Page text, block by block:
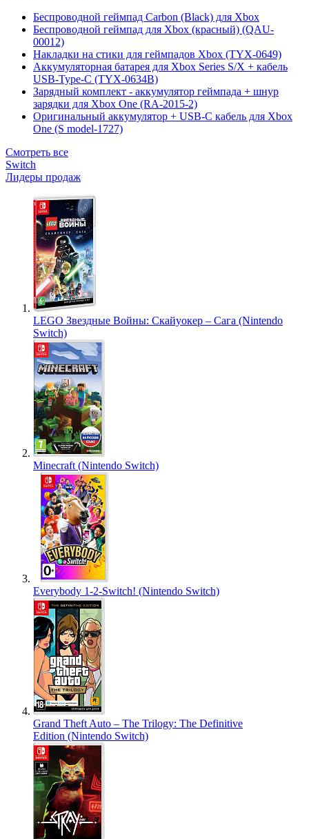
Беспроводной геймпад Carbon (Black) для Xbox
Беспроводной геймпад для Xbox (красный) (QAU-
00012)
Накладки на стики для геймпадов Xbox (TYX-0649)
Аккумуляторная батарея для Xbox Series S/X + кабель
USB-Type-C (TYX-0634B)
Зарядный комплект - аккумулятор геймпада + шнур
зарядки для Xbox One (RA-2015-2)
Оригинальный аккумулятор + USB-C кабель для Xbox
One (S model-1727)
Смотреть все
Switch
Лидеры продаж
LEGO Звездные Войны: Скайуокер – Сага (Nintendo
Switch)
Minecraft (Nintendo Switch)
Everybody 1-2-Switch! (Nintendo Switch)
Grand Theft Auto – The Trilogy: The Definitive
Edition (Nintendo Switch)